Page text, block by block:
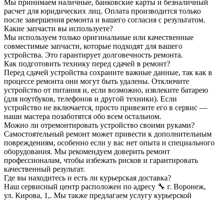
Мы принимаем наличные, банковские карты и безналичный
расчет для юридических лиц. Оплата производится только
после завершения ремонта и вашего согласия с результатом.
Какие запчасти вы используете?
Мы используем только оригинальные или качественные
совместимые запчасти, которые подходят для вашего
устройства. Это гарантирует долговечность ремонта.
Как подготовить технику перед сдачей в ремонт?
Перед сдачей устройства сохраните важные данные, так как в
процессе ремонта они могут быть удалены. Отключите
устройство от питания и, если возможно, извлеките батарею
(для ноутбуков, телефонов и другой техники). Если
устройство не включается, просто привезите его в сервис —
наши мастера позаботятся обо всем остальном.
Можно ли отремонтировать устройство своими руками?
Самостоятельный ремонт может привести к дополнительным
повреждениям, особенно если у вас нет опыта и специального
оборудования. Мы рекомендуем доверить ремонт
профессионалам, чтобы избежать рисков и гарантировать
качественный результат.
Где вы находитесь и есть ли курьерская доставка?
Наш сервисный центр расположен по адресу 🔧 г. Воронеж,
ул. Кирова, 1,. Мы также предлагаем услугу курьерской